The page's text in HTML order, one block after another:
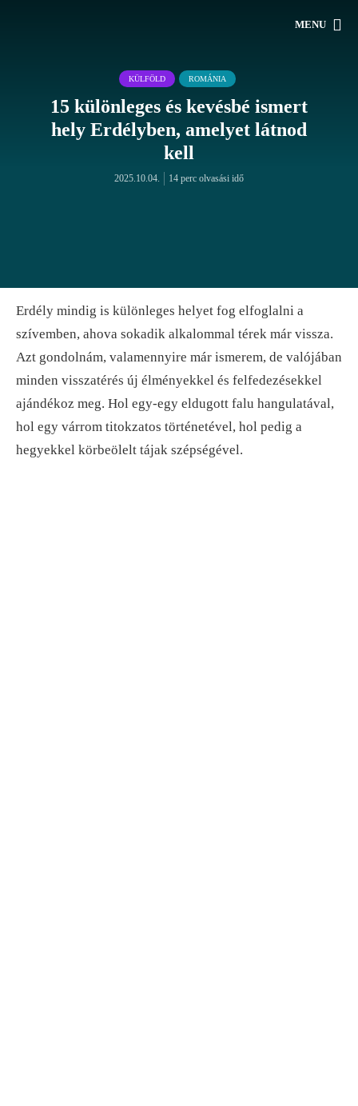
MENU
KÜLFÖLD ROMÁNIA
15 különleges és kevésbé ismert
hely Erdélyben, amelyet látnod
kell
2025.10.04. 14 perc olvasási idő
Erdély mindig is különleges helyet fog elfoglalni a
szívemben, ahova sokadik alkalommal térek már vissza.
Azt gondolnám, valamennyire már ismerem, de valójában
minden visszatérés új élményekkel és felfedezésekkel
ajándékoz meg. Hol egy-egy eldugott falu hangulatával,
hol egy várrom titokzatos történetével, hol pedig a
hegyekkel körbeölelt tájak szépségével.